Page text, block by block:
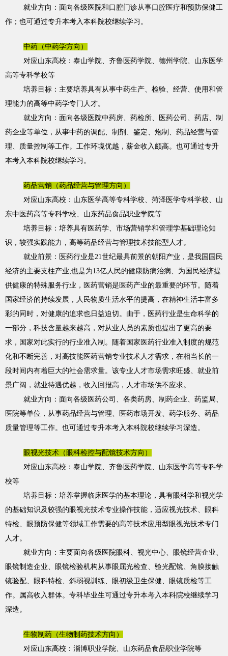
就业方向：面向各级医院和口腔门诊从事口腔医疗和预防保健工
作；也可通过专升本考入本科院校继续学习。
中药（中药学方向）
对应山东高校：泰山学院、齐鲁医药学院、德州学院、山东医学
高等专科学校等
培养目标：主要培养具有从事中药生产、检验、经营、使用和管
理能力的高等中药学专门人才。
就业方向：面向各级医院中药房、药检所、医药公司、药店、制
药企业等单位，从事中药的调配、制剂、鉴定、炮制、药品经营与管
理、质量控制等工作。工作环境优越，薪金收入颇高。也可通过专升
本考入本科院校继续学习。
药品营销（药品经营与管理方向）
对应山东高校：山东医学高等专科学校、菏泽医学专科学校、山
东中医药高等专科学校、山东药品食品职业学院等
培养目标：培养具有医药学、市场营销学和管理学基础理论知
识，较强实践能力，高等药品经营与管理技术技能型人才。
就业前景：医药行业是21世纪最具前景的朝阳产业，是我国国民
经济的主要支柱产业;也是为13亿人民的健康防病治病、为国民经济提
供健康的特殊服务行业，医药营销是医药产业的最重要的环节。随着
国家经济的持续发展，人民物质生活水平的提高，在精神生活丰富多
彩的同时，对健康的追求也日益迫切。由于，医药行业是生命科学的
一部分，科技含量越来越高，对从业人员的素质也提出了更高的要
求，国家对此实行的行业准入制。随着国家医药行业准入制度的规范
化和不断完善，对高技能医药营销专业技术人才需求，在相当长的一
段时间内有着巨大的社会需求量。该专业人才市场需求旺盛、就业前
景广阔，就业待遇优越，收入回报高，人才市场供不应求。
就业方向：面向各级医药公司、各类药房、制药企业、药监局、
医院等单位，从事药品经营与管理、医药市场开发、药学服务、药品
质量管理等工作。也可通过专升本考入本科院校继续学习深造。
眼视光技术（眼科检控与配镜技术方向）
对应山东高校：泰山学院、齐鲁医药学院、山东医学高等专科学
校等
培养目标：培养掌握临床医学的基本理论，具有眼科学和视光学
的基础知识及较强的眼视光技术专业操作技能，适应视光技术、眼科
特检、眼预防保健等领域工作需要的高等技术应用型眼视光技术专门
人才。
就业方向：主要面向各级医院眼科、视光中心、眼镜经营企业、
眼镜制造企业、眼镜检验机构从事眼屈光检查、验光配镜、角膜接触
镜验配、眼科特检、斜弱视训练、眼初级卫生保健、眼镜质检等工
作。属高收入群体。专科毕业生可通过专升本考入本科院校继续学习
深造。
生物制药（生物制药技术方向）
对应山东高校：淄博职业学院、山东药品食品职业学院等